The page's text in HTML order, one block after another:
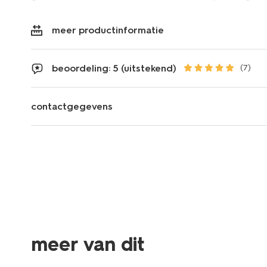
meer productinformatie
beoordeling: 5 (uitstekend) (7)
contactgegevens
meer van dit